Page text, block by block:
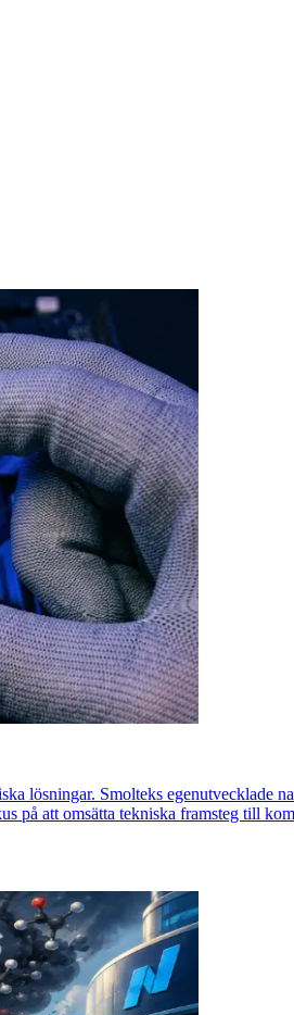
lösningar. Smolteks egenutvecklade
att omsätta tekniska framsteg till